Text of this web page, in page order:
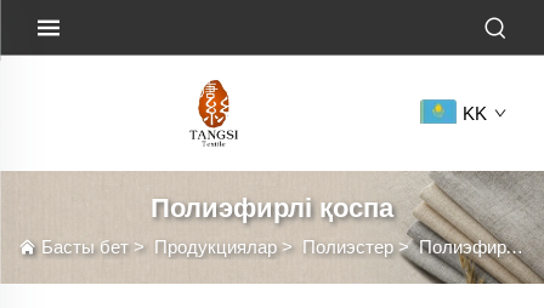
KK
Полиэфирлі қоспа
Басты бет> Продукциялар> Полиэстер>Полиэфирлі қоспа